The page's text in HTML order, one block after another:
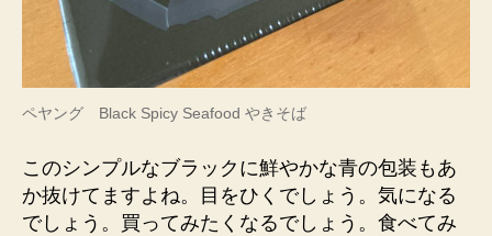
ペヤング Black Spicy Seafood やきそば
このシンプルなブラックに鮮やかな青の包装もあ
か抜けてますよね。目をひくでしょう。気になる
でしょう。買ってみたくなるでしょう。食べてみ